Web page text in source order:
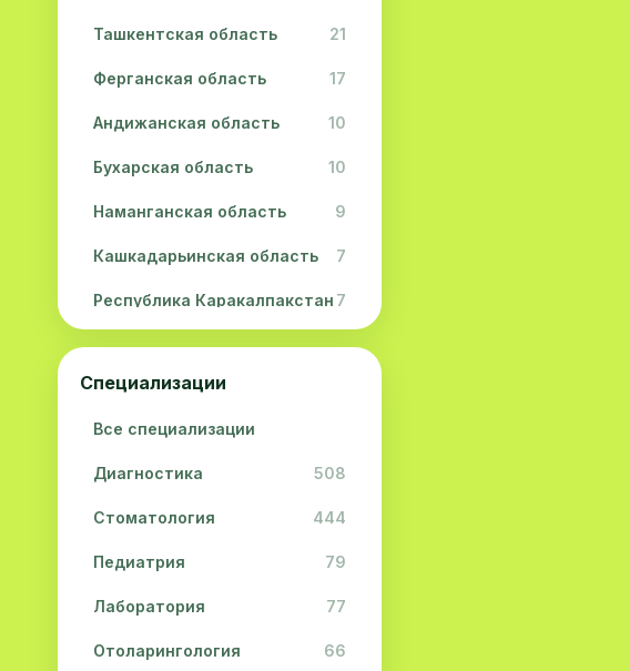
Ташкентская область 21
Ферганская область 17
Андижанская область 10
Бухарская область 10
Наманганская область 9
Кашкадарьинская область 7
Республика Каракалпакстан 7
Навоийская область 5
Джизакская область
Сурхандарьинская область
Сырдарьинская область 2
Хорезмская область 2
Специализации
Все специализации
Диагностика 508
Стоматология 444
Педиатрия 79
Лаборатория 77
Отоларингология 66